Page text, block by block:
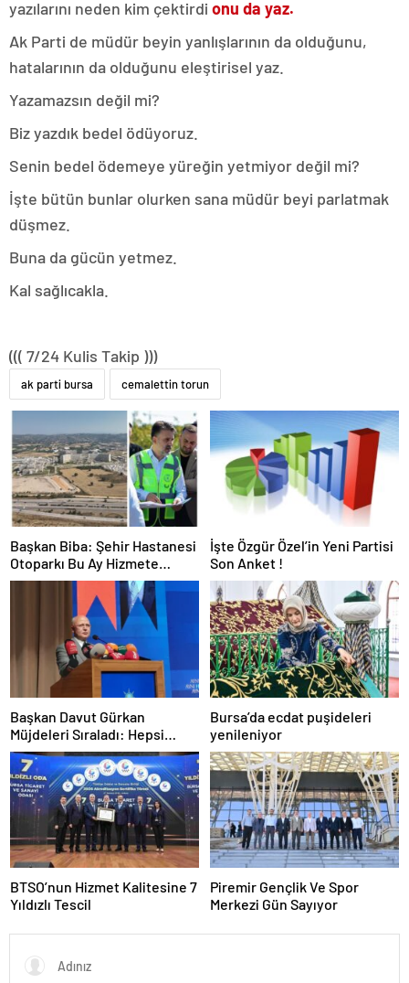
yazılarını neden kim çektirdi onu da yaz.
Ak Parti de müdür beyin yanlışlarının da olduğunu,
hatalarının da olduğunu eleştirisel yaz.
Yazamazsın değil mi?
Biz yazdık bedel ödüyoruz.
Senin bedel ödemeye yüreğin yetmiyor değil mi?
İşte bütün bunlar olurken sana müdür beyi parlatmak
düşmez.
Buna da gücün yetmez.
Kal sağlıcakla.
((( 7/24 Kulis Takip )))
ak parti bursa cemalettin torun
Başkan Biba: Şehir Hastanesi
Otoparkı Bu Ay Hizmete
Açılacak
İşte Özgür Özel’in Yeni Partisi
Son Anket !
Başkan Davut Gürkan
Müjdeleri Sıraladı: Hepsi
Yakında Hizmete Giriyor !
Bursa’da ecdat puşideleri
yenileniyor
BTSO’nun Hizmet Kalitesine 7
Yıldızlı Tescil
Piremir Gençlik Ve Spor
Merkezi Gün Sayıyor